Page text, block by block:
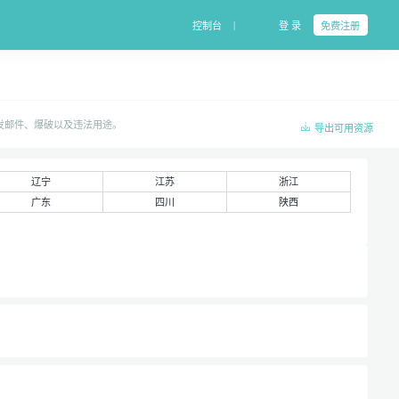
控制台 | 登 录 免费注册
件、爆破以及违法用途。 导出可用资源
辽宁 江苏
浙江
广东
四川 陕西